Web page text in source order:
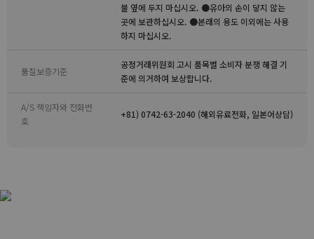
불 옆에 두지 마십시오. ●유아의 손이 닿지 않는
곳에 보관하십시오. ●본래의 용도 이외에는 사용
하지 마십시오.
품질보증기준
공정거래위원회 고시 품목별 소비자 분쟁 해결 기
준에 의거하여 보상합니다.
A/S 책임자와 전화번
호
+81) 0742-63-2040 (해외유료전화, 일본어상담)